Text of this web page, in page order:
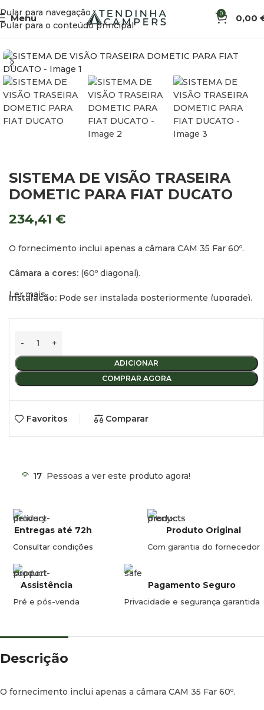
Pular para navegação
Pular para o conteúdo principal
Menu 0 0,00
Início Acessórios de Veículo Câmaras e Marcha-atrás
SISTEMA DE VISÃO TRASEIRA
DOMETIC PARA FIAT DUCATO
234,41 €
O fornecimento inclui apenas a câmara CAM 35 Far 60º.
Câmara a cores: (60º diagonal).
Instalação: Pode ser instalada posteriormente (upgrade).
Função:Para uma visão de longo alcance durante a
Ler mais
ADICIONAR
COMPRAR AGORA
Favoritos Comparar
17 Pessoas a ver este produto agora!
Entregas até 72h
Consultar condições
Produto Original
Com garantia do fornecedor
Assistência
Pré e pós-venda
Pagamento Seguro
Privacidade e segurança garantida
Descrição
O fornecimento inclui apenas a câmara CAM 35 Far 60º.